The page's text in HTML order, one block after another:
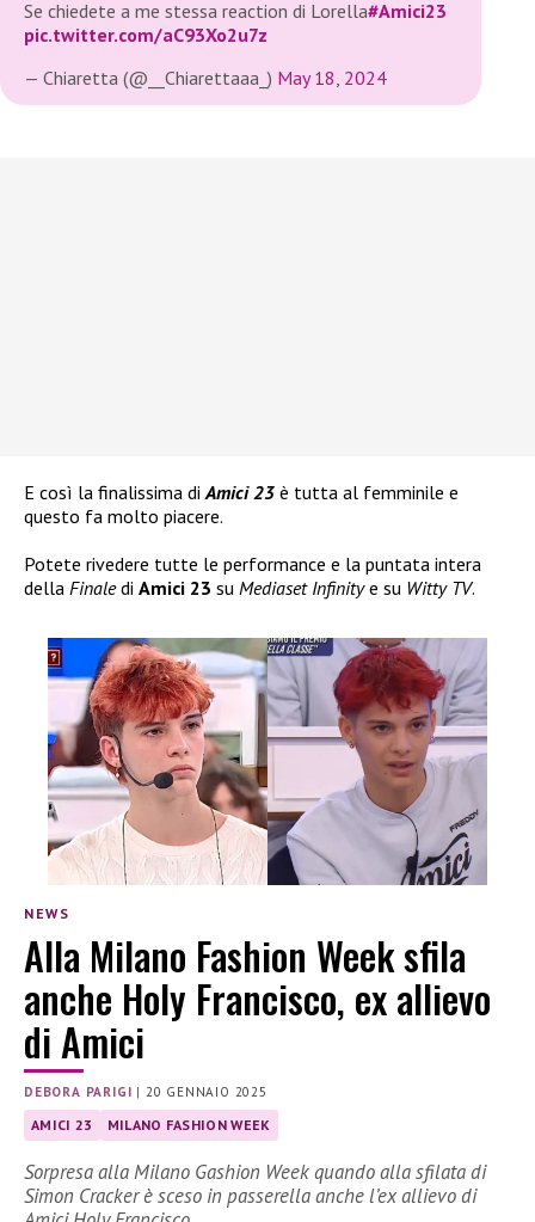
Se chiedete a me stessa reaction di Lorella#Amici23
pic.twitter.com/aC93Xo2u7z
— Chiaretta (@__Chiarettaaa_) May 18, 2024
E così la finalissima diAmici 23 è tutta al femminile e
questo fa molto piacere.
Potete rivedere tutte le performance e la puntata intera
della Finaledi Amici 23 su Mediaset Infinitye su Witty TV.
NEWS
Alla Milano Fashion Week sfila
anche Holy Francisco, ex allievo
di Amici
DEBORA PARIGI | 20 GENNAIO 2025
AMICI 23 MILANO FASHION WEEK
Sorpresa alla Milano Gashion Week quando alla sfilata di
Simon Cracker è sceso in passerella anche l’ex allievo di